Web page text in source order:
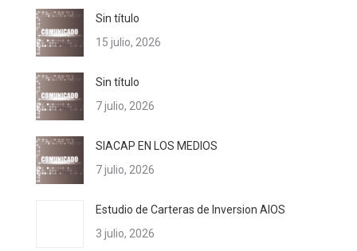
Sin título
15 julio, 2026
Sin título
7 julio, 2026
SIACAP EN LOS MEDIOS
7 julio, 2026
Estudio de Carteras de Inversion AIOS
3 julio, 2026